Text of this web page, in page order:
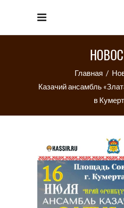
Главная /
Казачий ансамбль
в